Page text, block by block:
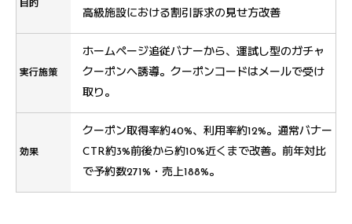
目的
高級施設における割引訴求の見せ方改善
実行施策
ホームページ追従バナーから、運試し型のガチャ
クーポンへ誘導。クーポンコードはメールで受け
取り。
効果
クーポン取得率約40%、利用率約12%。通常バナー
CTR約3%前後から約10%近くまで改善。前年対比
で予約数271%・売上188%。